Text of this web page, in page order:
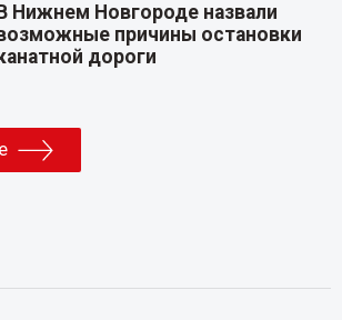
В Нижнем Новгороде назвали
причины остановки
дороги